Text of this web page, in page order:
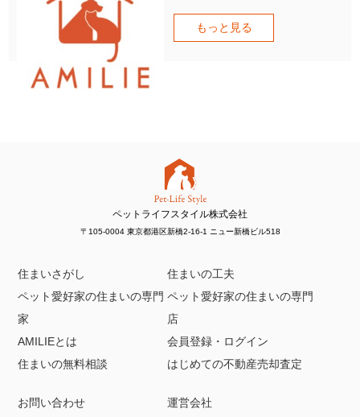
もっと見る
ペットライフスタイル株式会社
〒105-0004 東京都港区新橋2-16-1 ニュー新橋ビル518
住まいさがし
住まいの工夫
ペット愛好家の住まいの専門
家
ペット愛好家の住まいの専門
店
AMILIEとは
会員登録・ログイン
住まいの無料相談
はじめての不動産売却査定
お問い合わせ 運営会社